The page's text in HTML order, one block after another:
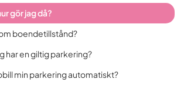
gör jag då?
boendetillstånd?
har en giltig parkering?
min parkering automatiskt?